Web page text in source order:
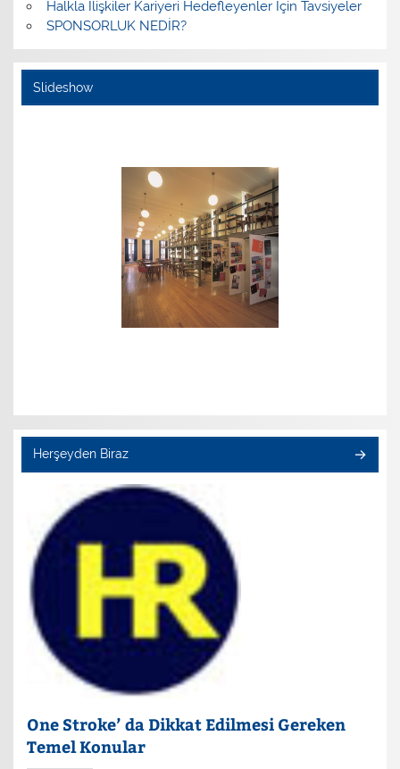
Halkla İlişkiler Kariyeri Hedefleyenler İçin Tavsiyeler
SPONSORLUK NEDİR?
Slideshow
Herşeyden Biraz
One Stroke’ da Dikkat Edilmesi Gereken
Temel Konular